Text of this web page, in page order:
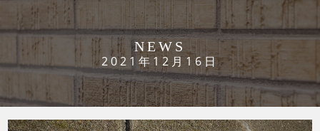
NEWS
2021年12月16日